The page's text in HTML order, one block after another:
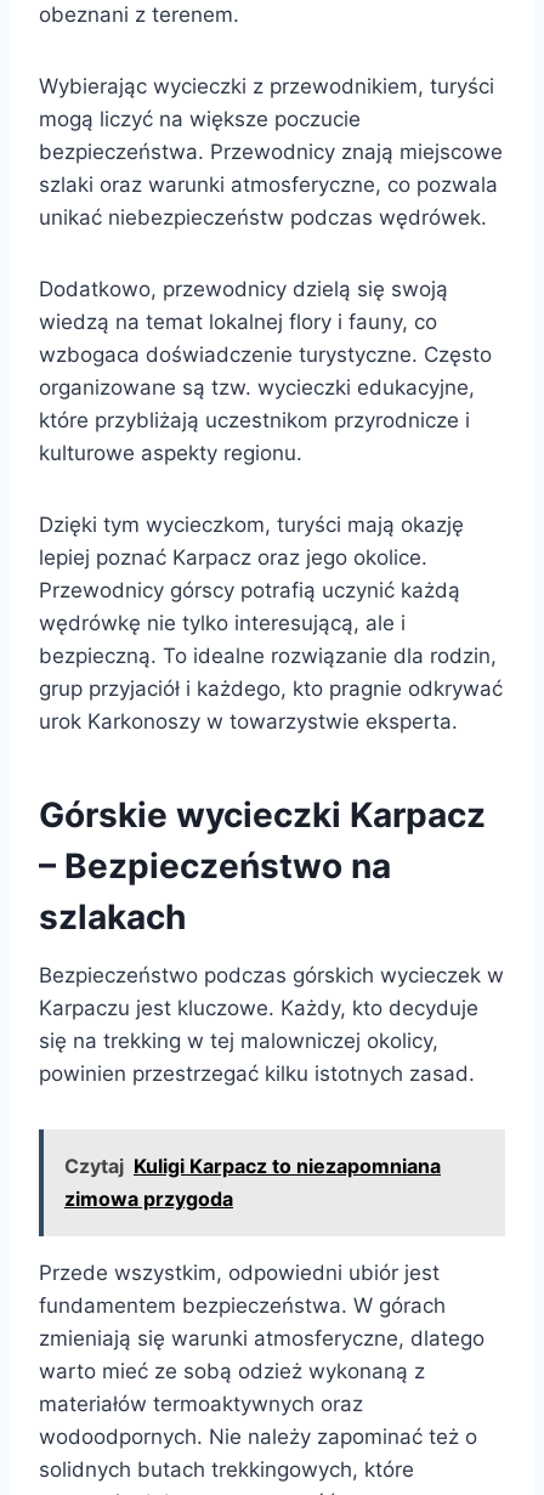
obeznani z terenem.
Wybierając wycieczki z przewodnikiem, turyści
mogą liczyć na większe poczucie
bezpieczeństwa. Przewodnicy znają miejscowe
szlaki oraz warunki atmosferyczne, co pozwala
unikać niebezpieczeństw podczas wędrówek.
Dodatkowo, przewodnicy dzielą się swoją
wiedzą na temat lokalnej flory i fauny, co
wzbogaca doświadczenie turystyczne. Często
organizowane są tzw. wycieczki edukacyjne,
które przybliżają uczestnikom przyrodnicze i
kulturowe aspekty regionu.
Dzięki tym wycieczkom, turyści mają okazję
lepiej poznać Karpacz oraz jego okolice.
Przewodnicy górscy potrafią uczynić każdą
wędrówkę nie tylko interesującą, ale i
bezpieczną. To idealne rozwiązanie dla rodzin,
grup przyjaciół i każdego, kto pragnie odkrywać
urok Karkonoszy w towarzystwie eksperta.
Górskie wycieczki Karpacz
– Bezpieczeństwo na
szlakach
Bezpieczeństwo podczas górskich wycieczek w
Karpaczu jest kluczowe. Każdy, kto decyduje
się na trekking w tej malowniczej okolicy,
powinien przestrzegać kilku istotnych zasad.
Czytaj Kuligi Karpacz to niezapomniana
zimowa przygoda
Przede wszystkim, odpowiedni ubiór jest
fundamentem bezpieczeństwa. W górach
zmieniają się warunki atmosferyczne, dlatego
warto mieć ze sobą odzież wykonaną z
materiałów termoaktywnych oraz
wodoodpornych. Nie należy zapominać też o
solidnych butach trekkingowych, które